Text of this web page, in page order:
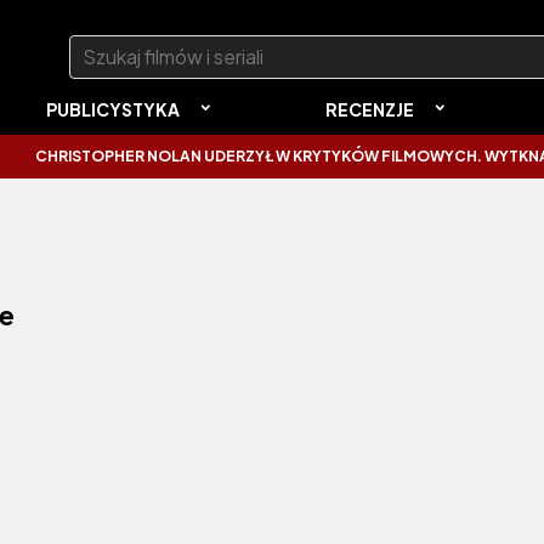
Szukaj:
PUBLICYSTYKA RECENZJE
NOLAN UDERZYŁ W KRYTYKÓW FILMOWYCH. WYTKNĄŁ IM